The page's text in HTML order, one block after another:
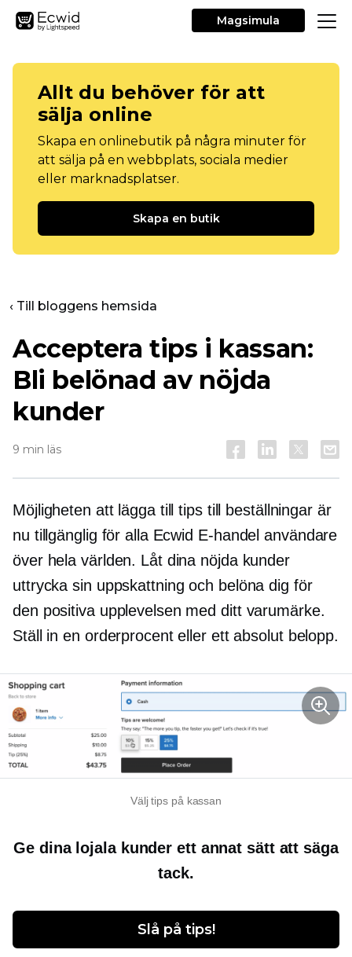
Magsimula
Allt du behöver för att
sälja online
Skapa en onlinebutik på några minuter för
att sälja på en webbplats, sociala medier
eller marknadsplatser.
Skapa en butik
‹ Till bloggens hemsida
Acceptera tips i kassan:
Bli belönad av nöjda
kunder
9 min läs
Möjligheten att lägga till tips till beställningar är
nu tillgänglig för alla Ecwid E-handel användare
över hela världen. Låt dina nöjda kunder
uttrycka sin uppskattning och belöna dig för
den positiva upplevelsen med ditt varumärke.
Ställ in en orderprocent eller ett absolut belopp.
Välj tips på kassan
Ge dina lojala kunder ett annat sätt att säga
tack.
Slå på tips!